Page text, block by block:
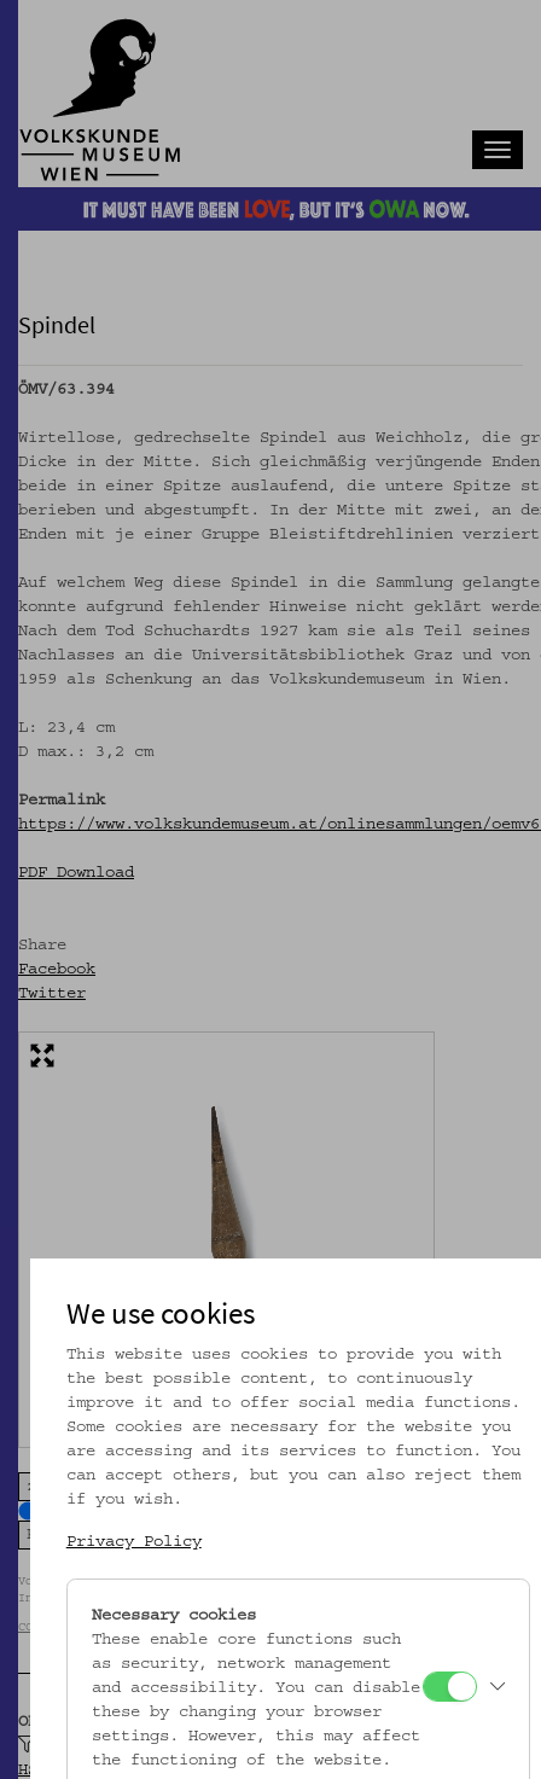
Spindel
ÖMV/63.394
Wirtellose, gedrechselte Spindel aus Weichholz, die
Dicke in der Mitte. Sich gleichmäßig verjüngende
beide in einer Spitze auslaufend, die untere Spitze
berieben und abgestumpft. In der Mitte mit zwei, an
Enden mit je einer Gruppe Bleistiftdrehlinien
Auf welchem Weg diese Spindel in die Sammlung
konnte aufgrund fehlender Hinweise nicht geklärt
Nach dem Tod Schuchardts 1927 kam sie als Teil seines
Nachlasses an die Universitätsbibliothek Graz und von
1959 als Schenkung an das Volkskundemuseum in Wien.
L: 23,4 cm
D max.: 3,2 cm
Permalink
https://www.volkskundemuseum.at/onlinesammlungen/
PDF Download
Share
Facebook
Twitter
zoom in zoom out
Volkskundemuseum Wien / Foto: www.diekunstreproduzenten.com im Auftrag
Instituts für Sprachwissenschaft der Karl-Franzens-Universität Graz
CC BY-NC-SA
OBJEKTKLASSE
HSA-Thesaurus
We use cookies
This website uses cookies to provide you with
the best possible content, to continuously
improve it and to offer social media functions.
Some cookies are necessary for the website you
are accessing and its services to function. You
can accept others, but you can also reject them
if you wish.
Privacy Policy
Necessary cookies
These enable core functions such
as security, network management
and accessibility. You can disable
these by changing your browser
settings. However, this may affect
the functioning of the website.